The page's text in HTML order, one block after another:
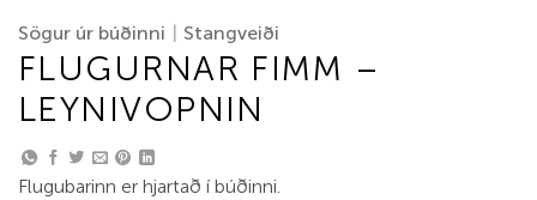
Sögur úr búðinni | Stangveiði
FLUGURNAR FIMM –
LEYNIVOPNIN
Flugubarinn er hjartað í búðinni.